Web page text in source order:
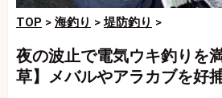
TOP > 海釣り >堤防釣り >
夜の波止で電気ウキ釣りを
草】メバルやアラカブを好